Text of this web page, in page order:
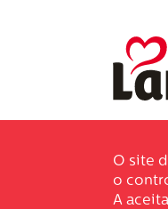
O site
o
A